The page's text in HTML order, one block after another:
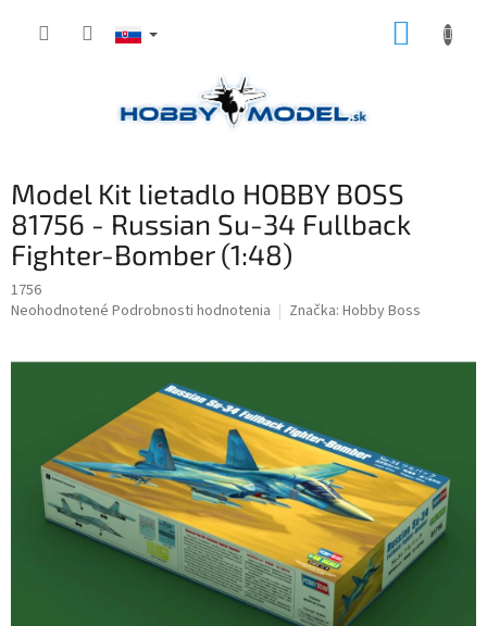
Model Kit lietadlo HOBBY BOSS
81756 - Russian Su-34 Fullback
Fighter-Bomber (1:48)
1756
Priemerné
hviezdičiek.
Neohodnotené Podrobnosti hodnotenia Značka: Hobby Boss